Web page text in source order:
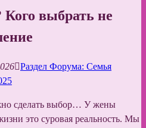
выбрать не
Раздел Форума: Семья
сделать выбор… У жены
это суровая реальность. Мы